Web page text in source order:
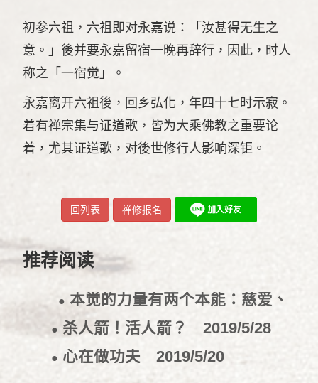
初参六祖，六祖即对永嘉说：「汝甚得无生之
意。」後并要永嘉留宿一晚再辞行，因此，时人
称之「一宿觉」。
永嘉离开六祖後，回乡弘化，年四十七时示寂。
着有禅宗集与证道歌，皆为大乘佛教之重要论
着，尤其证道歌，对後世修行人影响深钜。
回列表 禅修报名
推荐阅读
● 本觉的力量有两个本能：慈爱、
悲拔2019/6/10
● 杀人箭！活人箭？ 2019/5/28
● 心在做功夫 2019/5/20